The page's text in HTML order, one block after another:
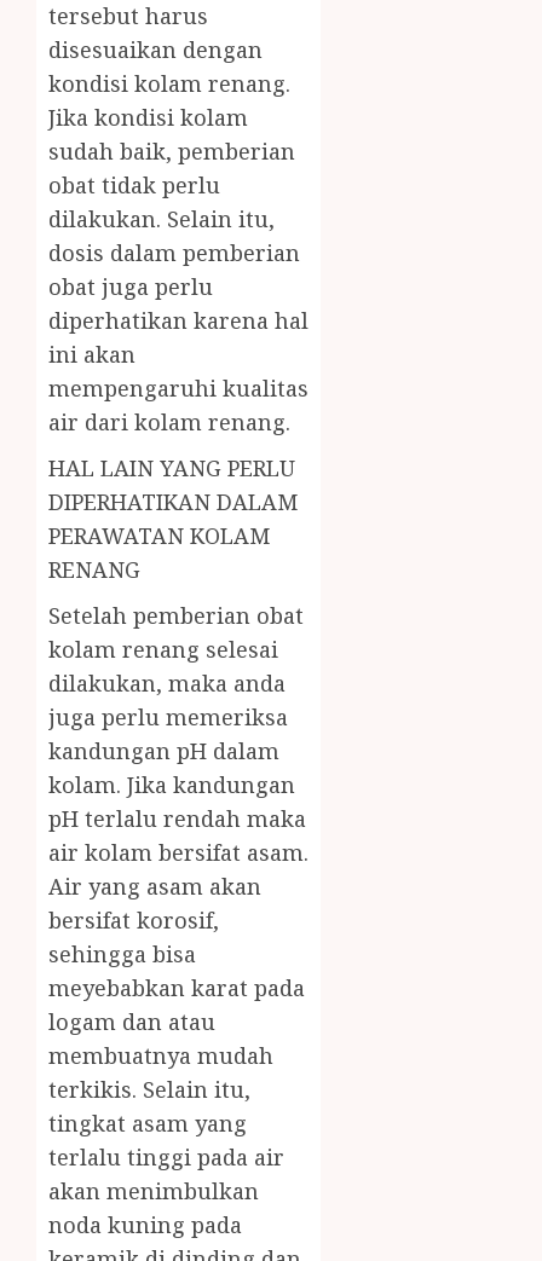
tersebut harus
disesuaikan dengan
kondisi kolam renang.
Jika kondisi kolam
sudah baik, pemberian
obat tidak perlu
dilakukan. Selain itu,
dosis dalam pemberian
obat juga perlu
diperhatikan karena hal
ini akan
mempengaruhi kualitas
air dari kolam renang.
HAL LAIN YANG PERLU
DIPERHATIKAN DALAM
PERAWATAN KOLAM
RENANG
Setelah pemberian obat
kolam renang selesai
dilakukan, maka anda
juga perlu memeriksa
kandungan pH dalam
kolam. Jika kandungan
pH terlalu rendah maka
air kolam bersifat asam.
Air yang asam akan
bersifat korosif,
sehingga bisa
meyebabkan karat pada
logam dan atau
membuatnya mudah
terkikis. Selain itu,
tingkat asam yang
terlalu tinggi pada air
akan menimbulkan
noda kuning pada